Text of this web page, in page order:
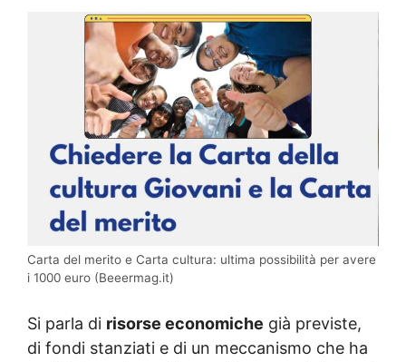
Carta del merito e Carta cultura: ultima possibilità per avere
i 1000 euro (Beeermag.it)
Si parla di risorse economiche già previste,
di fondi stanziati e di un meccanismo che ha